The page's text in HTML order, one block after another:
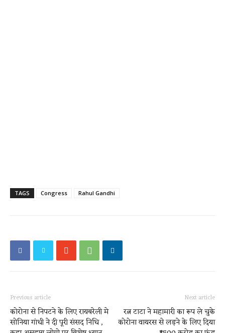
TAGS Congress Rahul Gandhi
Previous article
कोरोना से निपटने के लिए रायबरेली मे
सोनिया गांधी ने दी पूरी संसद निधि ,
Next article
रत्न टाटा ने महामारी का रूप ले चुके
कोरोना वायरस से लड़ने के लिए दिया